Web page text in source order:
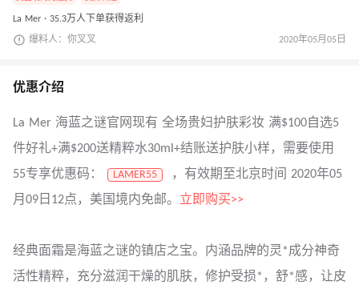
La Mer · 35.3万人下单获得返利
爆料人：你叉叉 2020年05月05日
优惠介绍
La Mer 海蓝之谜官网现有 全场贵妇护肤彩妆 满$100自选5
件好礼+满$200送精粹水30ml+结账送护肤小样，需要使用
55专享优惠码：
LAMER55
，有效期至北京时间 2020年05
月09日12点，美国境内免邮。 立即购买>>
经典面霜是海蓝之谜的镇店之宝。内涵品牌的灵*成分神奇
活性精粹，充分滋润干燥的肌肤，修护受损*，舒*感，让皮